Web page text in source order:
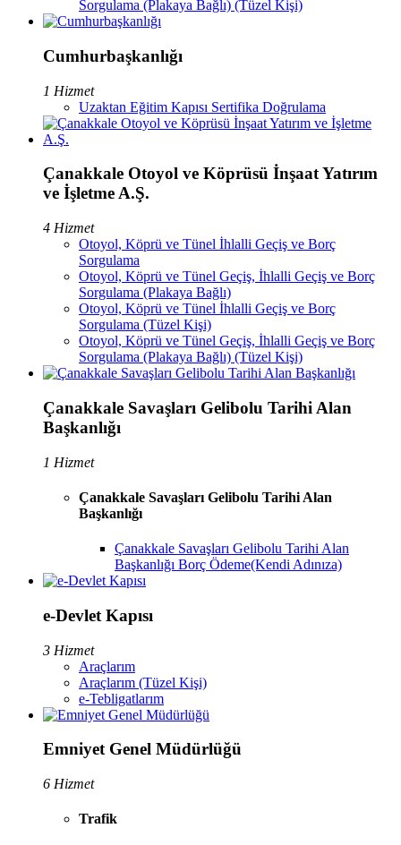
Sorgulama (Plakaya Bağlı) (Tüzel Kişi)
Cumhurbaşkanlığı
1 Hizmet
Uzaktan Eğitim Kapısı Sertifika Doğrulama
Çanakkale Otoyol ve Köprüsü İnşaat Yatırım
ve İşletme A.Ş.
4 Hizmet
Otoyol, Köprü ve Tünel İhlalli Geçiş ve Borç
Sorgulama
Otoyol, Köprü ve Tünel Geçiş, İhlalli Geçiş ve Borç
Sorgulama (Plakaya Bağlı)
Otoyol, Köprü ve Tünel İhlalli Geçiş ve Borç
Sorgulama (Tüzel Kişi)
Otoyol, Köprü ve Tünel Geçiş, İhlalli Geçiş ve Borç
Sorgulama (Plakaya Bağlı) (Tüzel Kişi)
Çanakkale Savaşları Gelibolu Tarihi Alan
Başkanlığı
1 Hizmet
Çanakkale Savaşları Gelibolu Tarihi Alan
Başkanlığı
Çanakkale Savaşları Gelibolu Tarihi Alan
Başkanlığı Borç Ödeme(Kendi Adınıza)
e-Devlet Kapısı
3 Hizmet
Araçlarım
Araçlarım (Tüzel Kişi)
e-Tebligatlarım
Emniyet Genel Müdürlüğü
6 Hizmet
Trafik